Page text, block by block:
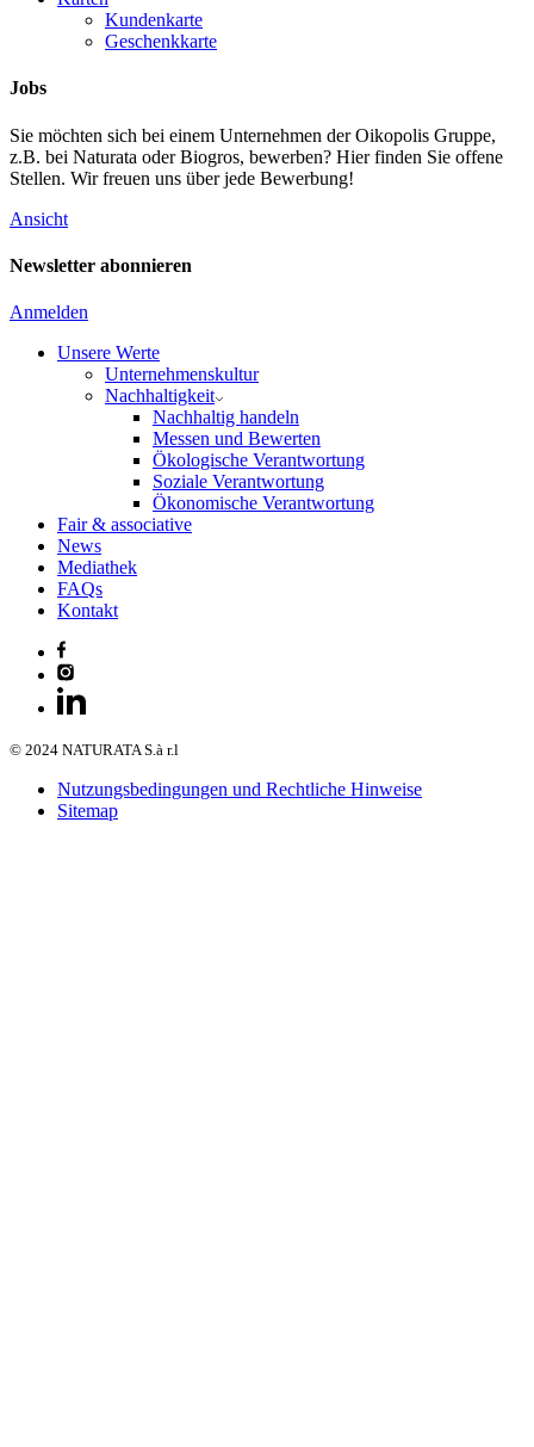
Kundenkarte
Geschenkkarte
Jobs
Sie möchten sich bei einem Unternehmen der Oikopolis Gruppe,
z.B. bei Naturata oder Biogros, bewerben? Hier finden Sie offene
Stellen. Wir freuen uns über jede Bewerbung!
Ansicht
Newsletter abonnieren
Anmelden
Unsere Werte
Unternehmenskultur
Nachhaltigkeit
Nachhaltig handeln
Messen und Bewerten
Ökologische Verantwortung
Soziale Verantwortung
Ökonomische Verantwortung
Fair & associative
News
Mediathek
FAQs
Kontakt
© 2024 NATURATA S.à r.l
Nutzungsbedingungen und Rechtliche Hinweise
Sitemap